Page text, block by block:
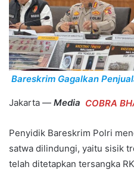
Bareskrim Gagalkan
Jakarta — Media COBRA
Penyidik Bareskrim Polri
satwa dilindungi, yaitu sisik
telah ditetapkan tersangka